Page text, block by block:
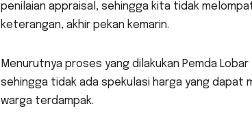
penilaian appraisal, sehingga kita tidak
keterangan, akhir pekan kemarin.
Menurutnya proses yang dilakukan Pemda
sehingga tidak ada spekulasi harga yang dapat
warga terdampak.